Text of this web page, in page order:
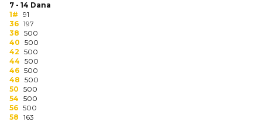
STRETCH TOPS
SUBLIMACIJA
CRICKET UPALJAČI
ŠIBICA
JAKNE I PRSLUCI
7 - 14 Dana
1# 91
36 197
38 500
40 500
42 500
44 500
46 500
48 500
50 500
54 500
56 500
58 163